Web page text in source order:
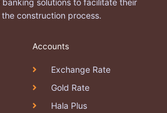
solutions to facilitate their
construction process.
Accounts
Exchange Rate
Gold Rate
Hala Plus